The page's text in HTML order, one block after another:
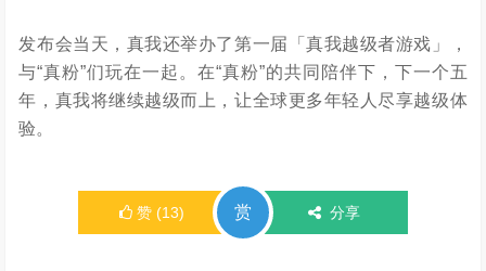
发布会当天，真我还举办了第一届「真我越级者游戏」，
与“真粉”们玩在一起。在“真粉”的共同陪伴下，下一个五
年，真我将继续越级而上，让全球更多年轻人尽享越级体
验。
赞 (13) 赏 分享